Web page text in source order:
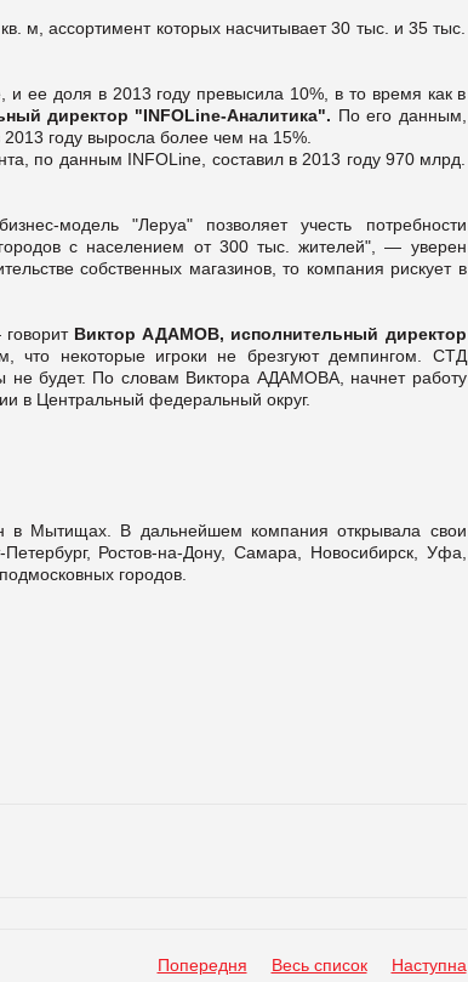
м, ассортимент которых насчитывает 30 тыс. и 35 тыс.
ее доля в 2013 году превысила 10%, в то время как в
директор "INFOLine-Аналитика". По его данным,
году выросла более чем на 15%.
по данным INFOLine, составил в 2013 году 970 млрд.
модель "Леруа" позволяет учесть потребности
с населением от 300 тыс. жителей", — уверен
собственных магазинов, то компания рискует в
Виктор АДАМОВ, исполнительный директор
что некоторые игроки не брезгуют демпингом. СТД
не будет. По словам Виктора АДАМОВА, начнет работу
в Центральный федеральный округ.
в Мытищах. В дальнейшем компания открывала свои
Ростов-на-Дону, Самара, Новосибирск, Уфа,
городов.
Попередня Весь список Наступна